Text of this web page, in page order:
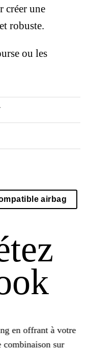
créer une
robuste.
ou les
airbag
en offrant à votre
sur